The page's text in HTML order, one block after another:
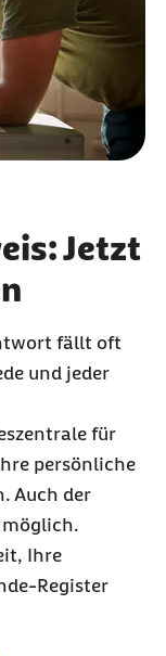
Jetzt
fällt oft
und jeder
für
persönliche
Auch der
Ihre
Register